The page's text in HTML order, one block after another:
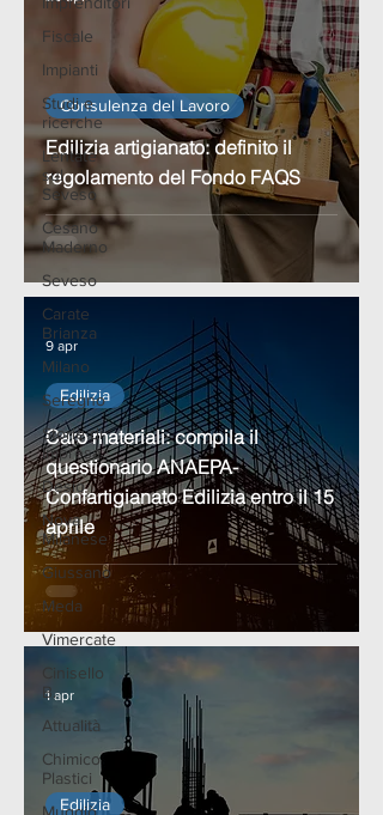
Fiscale
Impianti
Studi e
ricerche
Lentate
sul
Seveso
Cesano
Maderno
Seveso
Carate
Brianza
Milano
Seregno
Storie di
Impresa
Desio
Nova
Milanese
Giussano
Meda
Vimercate
Cinisello
B.
Attualità
Chimico
Plastici
Edilizia artigianato: definito il
regolamento del Fondo FAQS
Consulenza del Lavoro
Caro materiali: compila il
questionario ANAEPA-
Confartigianato Edilizia entro il 15
aprile
Edilizia
9 apr
Edilizia
1 apr